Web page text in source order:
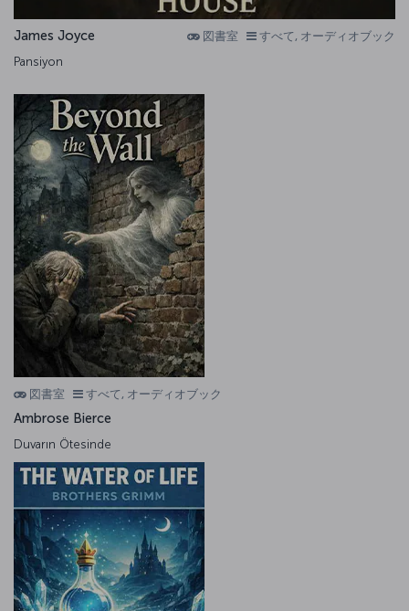
図書室 すべて, オーディオブック
James Joyce
Pansiyon
図書室 すべて, オーディオブック
Ambrose Bierce
Duvarın Ötesinde